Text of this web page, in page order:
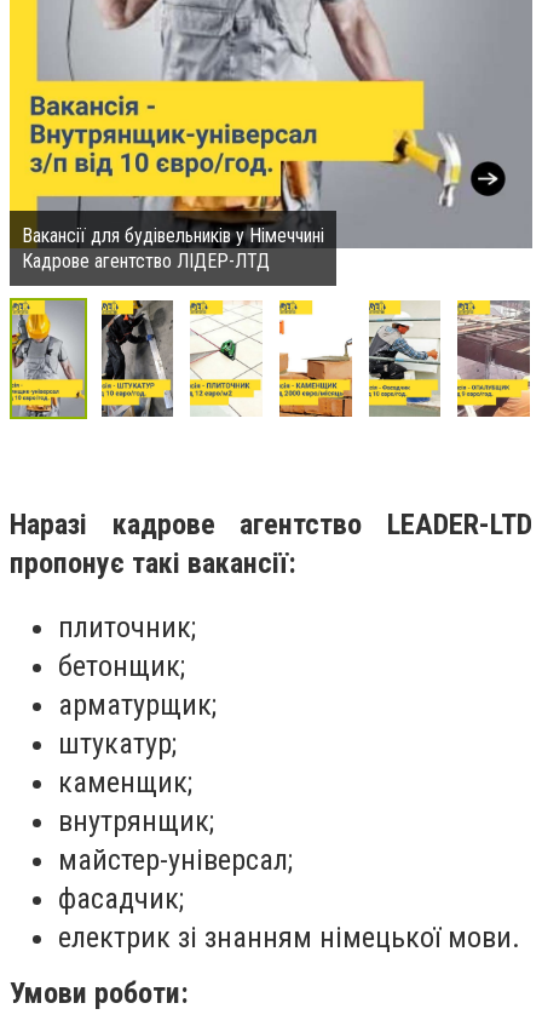
Вакансії для будівельників у Німеччині
Кадрове агентство ЛІДЕР-ЛТД
Наразі кадрове агентство LEADER-LTD
пропонує такі вакансії:
плиточник;
бетонщик;
арматурщик;
штукатур;
каменщик;
внутрянщик;
майстер-універсал;
фасадчик;
електрик зі знанням німецької мови.
Умови роботи: